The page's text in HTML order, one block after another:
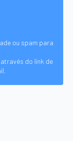
ou spam para
do link de